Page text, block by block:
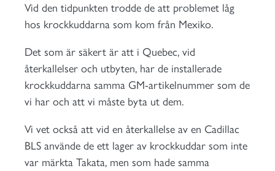
Vid den tidpunkten trodde de att problemet låg
hos krockkuddarna som kom från Mexiko.
Det som är säkert är att i Quebec, vid
återkallelser och utbyten, har de installerade
krockkuddarna samma GM-artikelnummer som de
vi har och att vi måste byta ut dem.
Vi vet också att vid en återkallelse av en Cadillac
BLS använde de ett lager av krockkuddar som inte
var märkta Takata, men som hade samma